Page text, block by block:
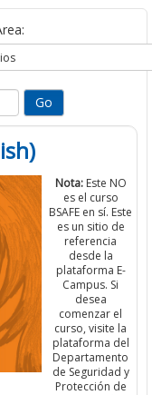
Nota:Este NO
es el curso
BSAFE en sí. Este
es un sitio de
referencia
desde la
plataforma E-
Campus. Si
desea
comenzar el
curso, visite la
plataforma del
Departamento
de Seguridad y
Protección de